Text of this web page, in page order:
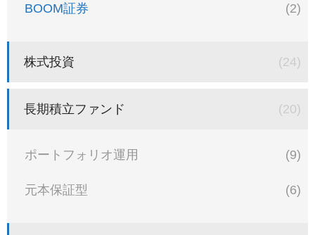
BOOM証券 (2)
株式投資 (24)
長期積立ファンド (20)
ポートフォリオ運用 (9)
元本保証型 (6)